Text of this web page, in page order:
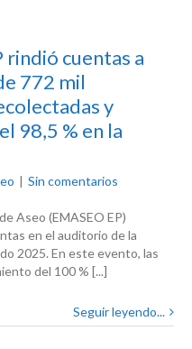
rindió cuentas a
772 mil
y
98,5 % en la
| Sin comentarios
Aseo (EMASEO EP)
en el auditorio de la
2025. En este evento, las
del 100 % [...]
Seguir leyendo...